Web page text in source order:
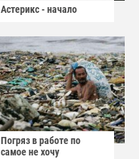
Астерикс - начало
Погряз в работе по
самое не хочу